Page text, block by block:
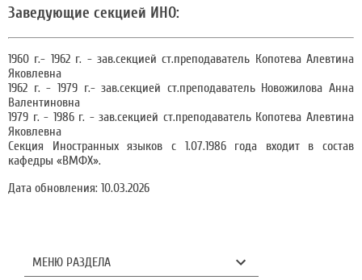
Заведующие секцией ИНО:
1960 г.- 1962 г. - зав.секцией ст.преподаватель Копотева Алевтина
Яковлевна
1962 г. - 1979 г.- зав.секцией ст.преподаватель Новожилова Анна
Валентиновна
1979 г. - 1986 г. - зав.секцией ст.преподаватель Копотева Алевтина
Яковлевна
Секция Иностранных языков с 1.07.1986 года входит в состав
кафедры «ВМФХ».
Дата обновления: 10.03.2026
МЕНЮ РАЗДЕЛА